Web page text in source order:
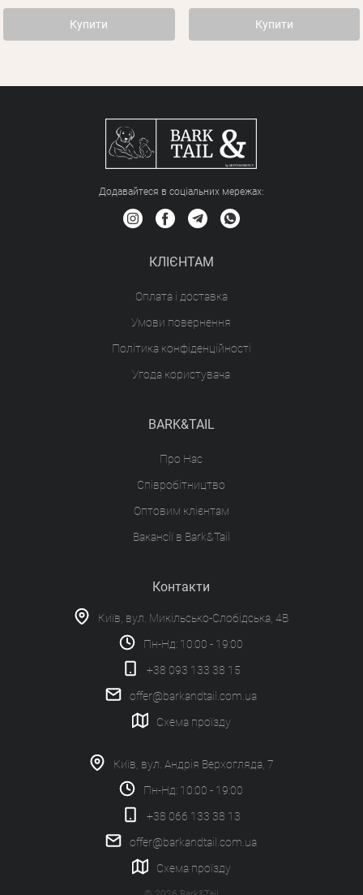
Купити Купити
Додавайтеся в соціальних мережах:
КЛІЄНТАМ
Оплата і доставка
Умови повернення
Політика конфіденційності
Угода користувача
BARK&TAIL
Про Нас
Співробітництво
Оптовим клієнтам
Вакансії в Bark&Tail
Контакти
Київ, вул. Микільсько-Слобідська, 4В
Пн-Нд: 10:00 - 19:00
+38 093 133 38 15
offer@barkandtail.com.ua
Схема проїзду
Київ, вул. Андрія Верхогляда, 7
Пн-Нд: 10:00 - 19:00
+38 066 133 38 13
offer@barkandtail.com.ua
Схема проїзду